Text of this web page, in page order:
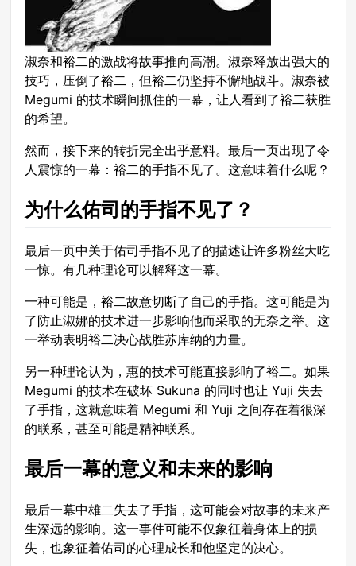
淑奈和裕二的激战将故事推向高潮。淑奈释放出强大的
技巧，压倒了裕二，但裕二仍坚持不懈地战斗。淑奈被
Megumi 的技术瞬间抓住的一幕，让人看到了裕二获胜
的希望。
然而，接下来的转折完全出乎意料。最后一页出现了令
人震惊的一幕：裕二的手指不见了。这意味着什么呢？
为什么佑司的手指不见了？
最后一页中关于佑司手指不见了的描述让许多粉丝大吃
一惊。有几种理论可以解释这一幕。
一种可能是，裕二故意切断了自己的手指。这可能是为
了防止淑娜的技术进一步影响他而采取的无奈之举。这
一举动表明裕二决心战胜苏库纳的力量。
另一种理论认为，惠的技术可能直接影响了裕二。如果
Megumi 的技术在破坏 Sukuna 的同时也让 Yuji 失去
了手指，这就意味着 Megumi 和 Yuji 之间存在着很深
的联系，甚至可能是精神联系。
最后一幕的意义和未来的影响
最后一幕中雄二失去了手指，这可能会对故事的未来产
生深远的影响。这一事件可能不仅象征着身体上的损
失，也象征着佑司的心理成长和他坚定的决心。